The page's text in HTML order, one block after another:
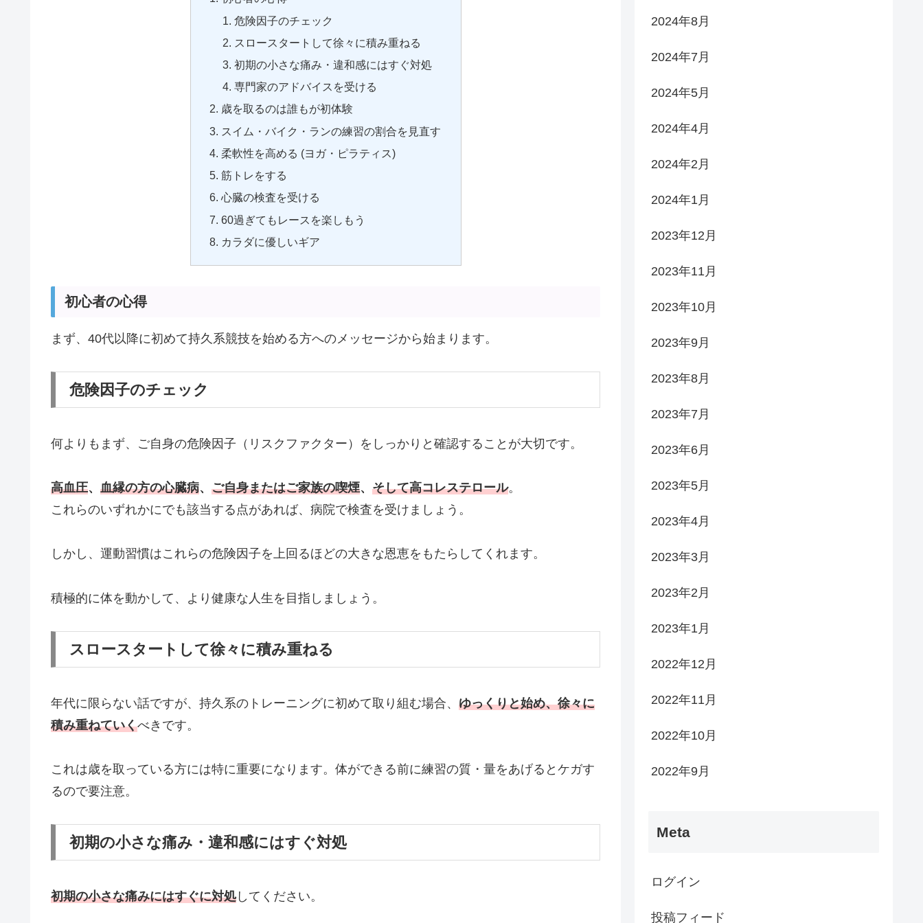
危険因子のチェック
スロースタートして徐々に積み重ねる
初期の小さな痛み・違和感にはすぐ対処
専門家のアドバイスを受ける
歳を取るのは誰もが初体験
スイム・バイク・ランの練習の割合を見直す
柔軟性を高める (ヨガ・ピラティス)
筋トレをする
心臓の検査を受ける
60過ぎてもレースを楽しもう
カラダに優しいギア
初心者の心得
まず、40代以降に初めて持久系競技を始める方へのメッセージから始まります。
危険因子のチェック
何よりもまず、ご自身の危険因子（リスクファクター）をしっかりと確認することが大切です。
高血圧、 血縁の方の心臓病、 ご自身またはご家族の喫煙、 そして高コレステロール。
これらのいずれかにでも該当する点があれば、病院で検査を受けましょう。
しかし、運動習慣はこれらの危険因子を上回るほどの大きな恩恵をもたらしてくれます。
積極的に体を動かして、より健康な人生を目指しましょう。
スロースタートして徐々に積み重ねる
年代に限らない話ですが、持久系のトレーニングに初めて取り組む場合、 ゆっくりと始め、徐々に
積み重ねていくべきです。
これは歳を取っている方には特に重要になります。体ができる前に練習の質・量をあげるとケガす
るので要注意。
初期の小さな痛み・違和感にはすぐ対処
初期の小さな痛みにはすぐに対処してください。
2024年8月
2024年7月
2024年5月
2024年4月
2024年2月
2024年1月
2023年12月
2023年11月
2023年10月
2023年9月
2023年8月
2023年7月
2023年6月
2023年5月
2023年4月
2023年3月
2023年2月
2023年1月
2022年12月
2022年11月
2022年10月
2022年9月
Meta
ログイン
投稿フィード